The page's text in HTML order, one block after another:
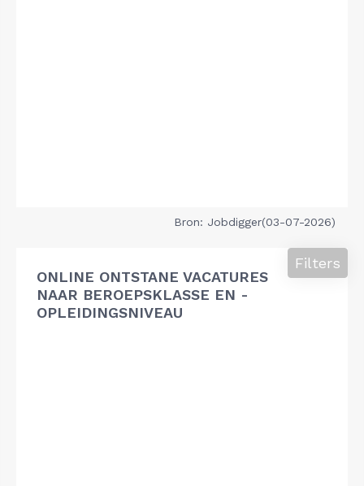
Bron: Jobdigger(03-07-2026)
ONLINE ONTSTANE VACATURES
NAAR BEROEPSKLASSE EN -
OPLEIDINGSNIVEAU
Filters